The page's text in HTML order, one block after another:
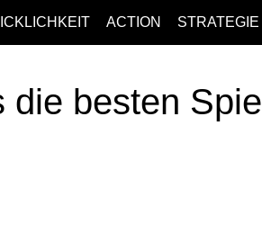
ACTION STRATEGIE
die besten